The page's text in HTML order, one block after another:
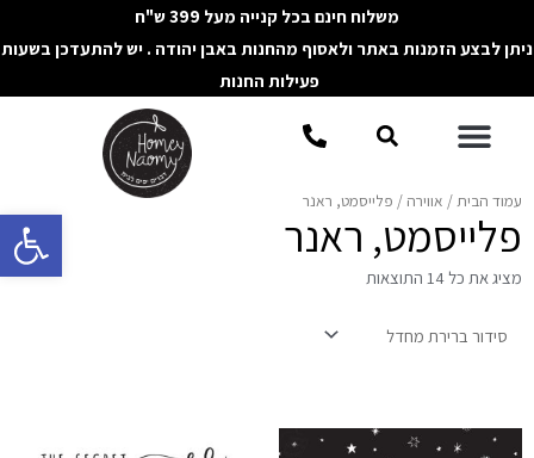
פתח
לתוכן
משלוח חינם בכל קנייה מעל 399 ש"ח
ניתן לבצע הזמנות באתר ולאסוף מהחנות באבן יהודה . יש להתעדכן בשעות
פעילות החנות
תפריטחיפוש
עמוד הבית/ אווירה / פלייסמט, ראנר
פלייסמט, ראנר
מציג את כל 14 התוצאות